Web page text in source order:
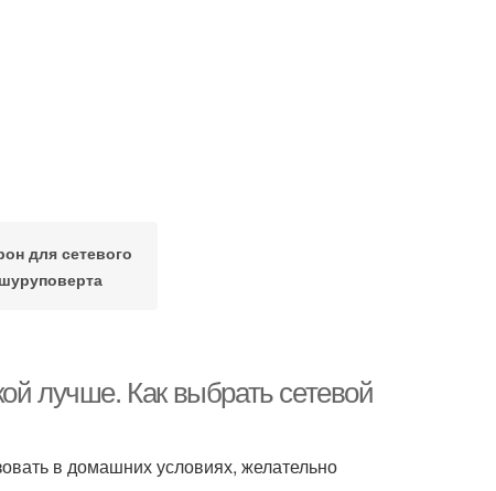
для сетевого
шуруповерта
лучше. Как выбрать сетевой
в домашних условиях, желательно